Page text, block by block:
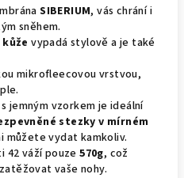
SIBERIUM, vás chrání i
sněhem.
vypadá stylově a je také
mikrofleecovou vrstvou,
jemným vzorkem je ideální
stezky v mírném
můžete vydat kamkoliv.
42 váží pouze 570g, což
vaše nohy.